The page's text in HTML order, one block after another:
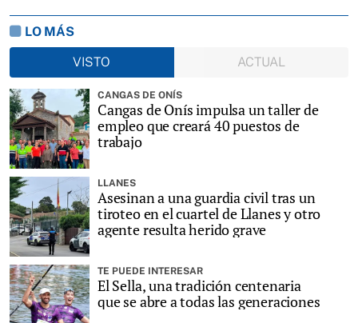
LO MÁS
VISTO
ACTUAL
CANGAS DE ONÍS
Cangas de Onís impulsa un taller de
empleo que creará 40 puestos de
trabajo
LLANES
Asesinan a una guardia civil tras un
tiroteo en el cuartel de Llanes y otro
agente resulta herido grave
TE PUEDE INTERESAR
El Sella, una tradición centenaria
que se abre a todas las generaciones